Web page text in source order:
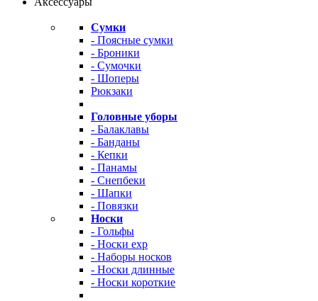
Сумки
- Поясные сумки
- Броники
- Сумочки
- Шоперы
Рюкзаки
Головные уборы
- Балаклавы
- Банданы
- Кепки
- Панамы
- Снепбеки
- Шапки
- Повязки
Носки
- Гольфы
- Носки exp
- Наборы носков
- Носки длинные
- Носки короткие